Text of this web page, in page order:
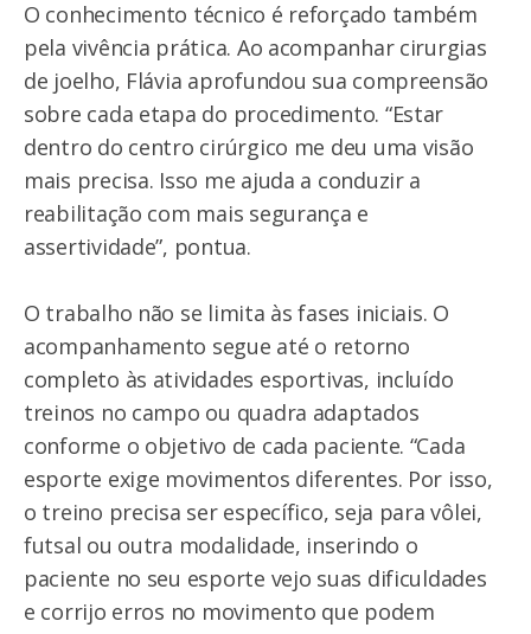
O conhecimento técnico é reforçado também
pela vivência prática. Ao acompanhar cirurgias
de joelho, Flávia aprofundou sua compreensão
sobre cada etapa do procedimento. “Estar
dentro do centro cirúrgico me deu uma visão
mais precisa. Isso me ajuda a conduzir a
reabilitação com mais segurança e
assertividade”, pontua.
O trabalho não se limita às fases iniciais. O
acompanhamento segue até o retorno
completo às atividades esportivas, incluído
treinos no campo ou quadra adaptados
conforme o objetivo de cada paciente. “Cada
esporte exige movimentos diferentes. Por isso,
o treino precisa ser específico, seja para vôlei,
futsal ou outra modalidade, inserindo o
paciente no seu esporte vejo suas dificuldades
e corrijo erros no movimento que podem